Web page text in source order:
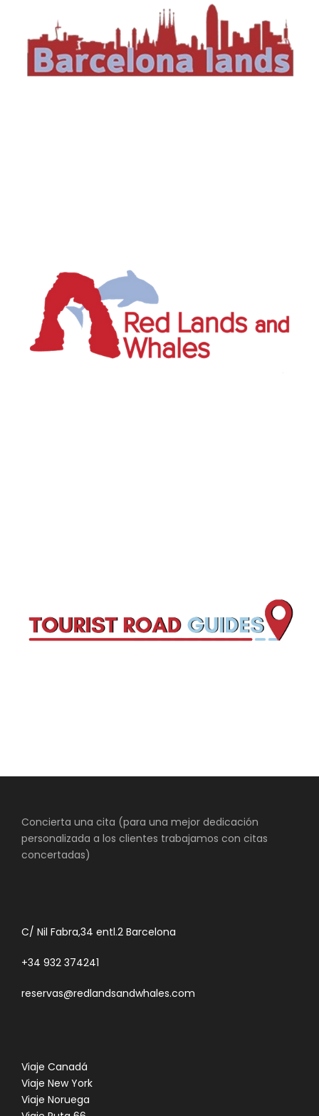
Concierta una cita (para una mejor dedicación
personalizada a los clientes trabajamos con citas
concertadas)
C/ Nil Fabra,34 entl.2 Barcelona
+34 932 374241
reservas@redlandsandwhales.com
Viaje Canadá
Viaje New York
Viaje Noruega